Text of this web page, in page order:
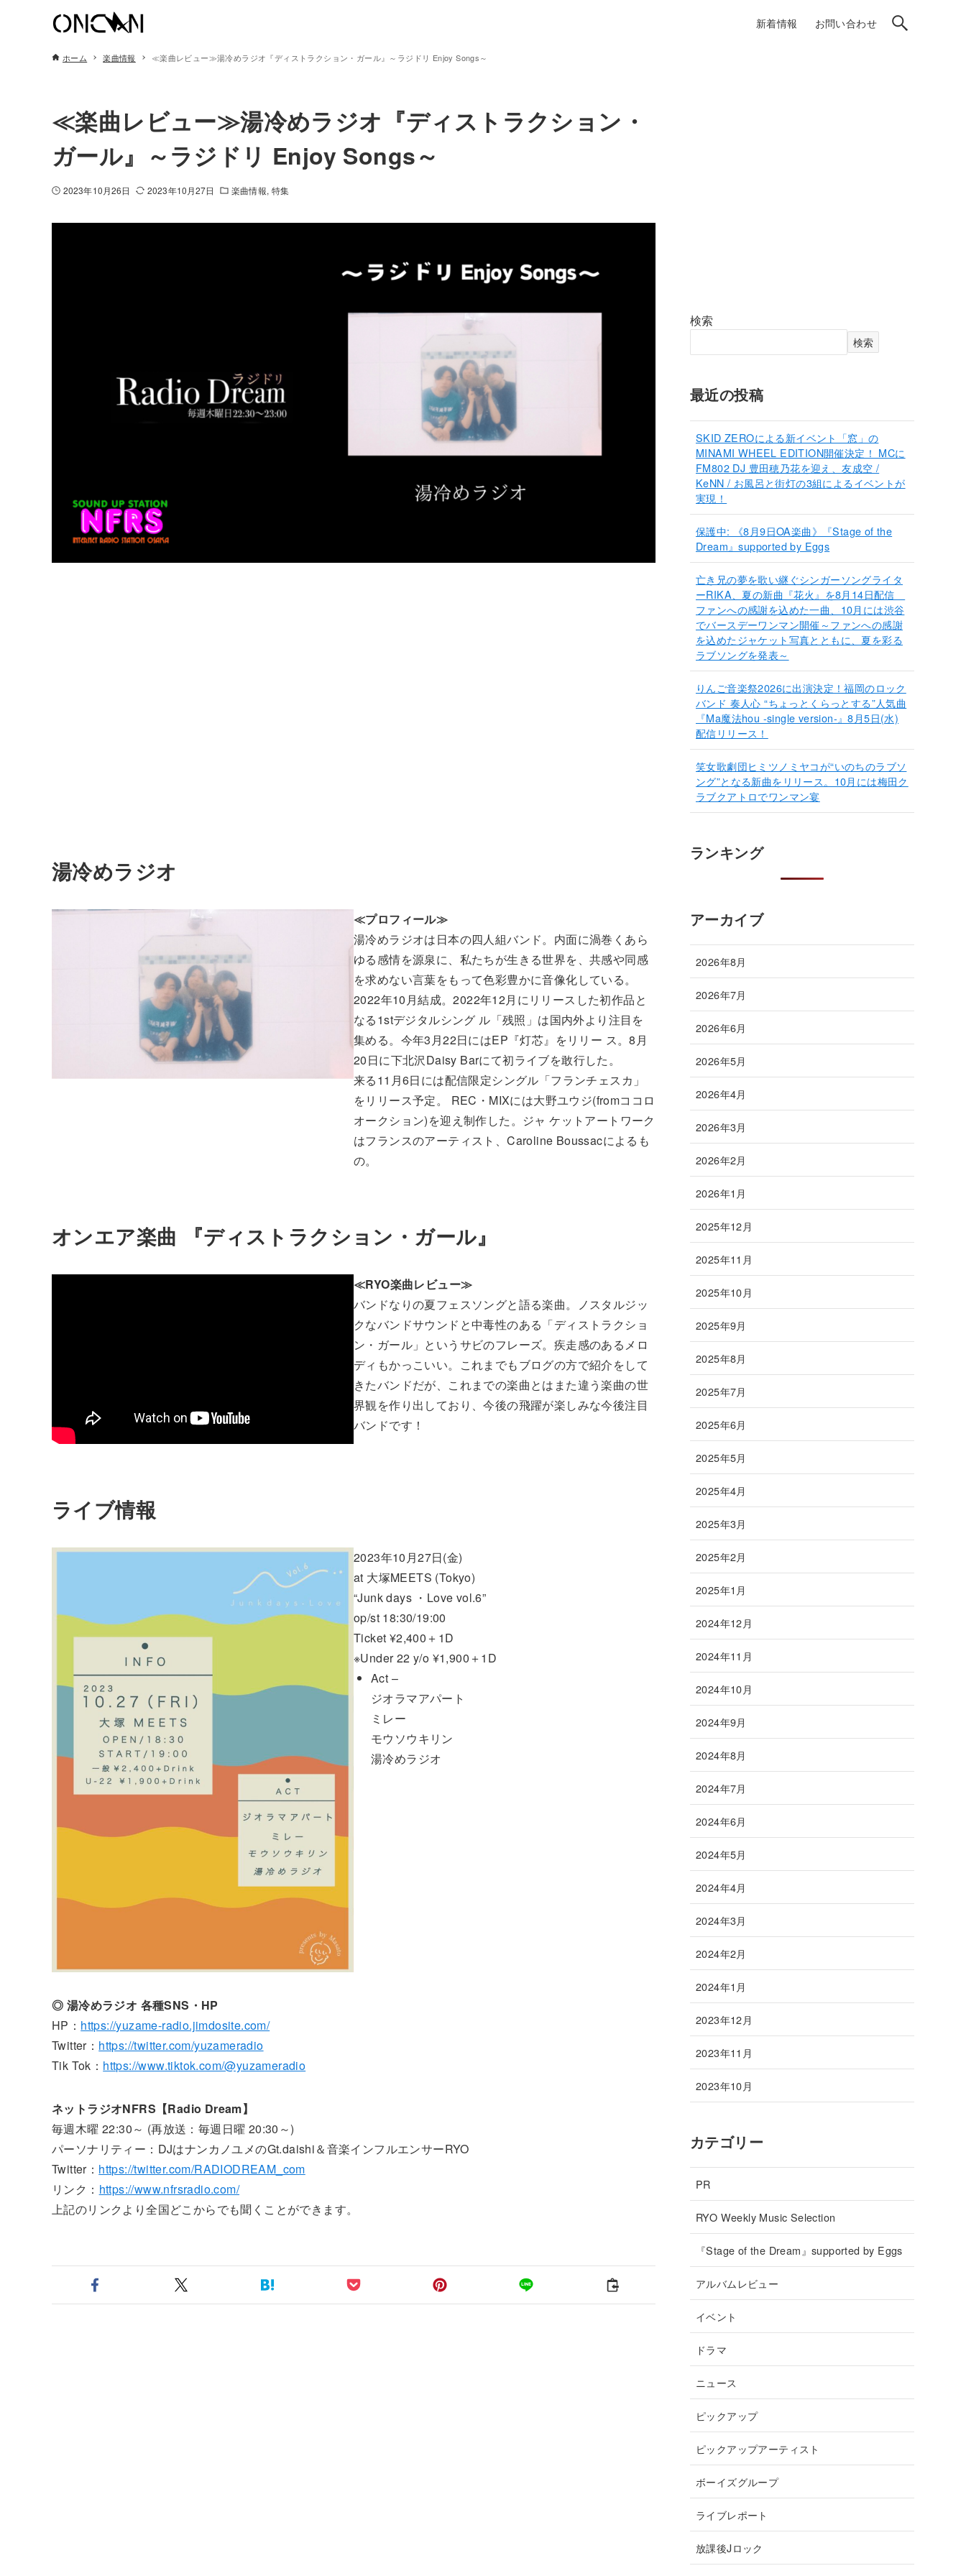
新着情報 お問い合わせ
ホーム 楽曲情報 ≪楽曲レビュー≫湯冷めラジオ『ディストラクション・ガール』～ラジドリ Enjoy Songs～
≪楽曲レビュー≫湯冷めラジオ『ディストラクション・
ガール』～ラジドリ Enjoy Songs～
2023年10月26日 2023年10月27日 楽曲情報 特集
湯冷めラジオ
≪プロフィール≫
湯冷めラジオは日本の四人組バンド。内面に渦巻くあら
ゆる感情を源泉に、私たちが生きる世界を、共感や同感
を求めない言葉をもって色彩豊かに音像化している。
2022年10月結成。2022年12月にリリースした初作品と
なる1stデジタルシング ル「残照」は国内外より注目を
集める。今年3月22日にはEP『灯芯』をリリー ス。8月
20日に下北沢Daisy Barにて初ライブを敢行した。
来る11月6日には配信限定シングル「フランチェスカ」
をリリース予定。 REC・MIXには大野ユウジ(fromココロ
オークション)を迎え制作した。ジャ ケットアートワーク
はフランスのアーティスト、Caroline Boussacによるも
の。
オンエア楽曲 『ディストラクション・ガール』
≪RYO楽曲レビュー≫
バンドなりの夏フェスソングと語る楽曲。ノスタルジッ
クなバンドサウンドと中毒性のある「ディストラクショ
ン・ガール」というサビのフレーズ。疾走感のあるメロ
ディもかっこいい。これまでもブログの方で紹介をして
きたバンドだが、これまでの楽曲とはまた違う楽曲の世
界観を作り出しており、今後の飛躍が楽しみな今後注目
バンドです！
ライブ情報
2023年10月27日(金)
at 大塚MEETS (Tokyo)
“Junk days ・Love vol.6”
op/st 18:30/19:00
Ticket ¥2,400＋1D
※Under 22 y/o ¥1,900＋1D
Act –
ジオラマアパート
ミレー
モウソウキリン
湯冷めラジオ
◎ 湯冷めラジオ 各種SNS・HP
HP： https://yuzame-radio.jimdosite.com/
Twitter： https://twitter.com/yuzameradio
Tik Tok： https://www.tiktok.com/@yuzameradio
ネットラジオNFRS【Radio Dream】
毎週木曜 22:30～ (再放送：毎週日曜 20:30～)
パーソナリティー：DJはナンカノユメのGt.daishi＆音楽インフルエンサーRYO
Twitter： https://twitter.com/RADIODREAM_com
リンク： https://www.nfrsradio.com/
上記のリンクより全国どこからでも聞くことができます。
検索
検索
最近の投稿
SKID ZEROによる新イベント「窓」の
MINAMI WHEEL EDITION開催決定！ MCに
FM802 DJ 豊田穂乃花を迎え、友成空 /
KeNN / お風呂と街灯の3組によるイベントが
実現！
保護中: 《8月9日OA楽曲》『Stage of the
Dream』supported by Eggs
亡き兄の夢を歌い継ぐシンガーソングライタ
ーRIKA、夏の新曲『花火』を8月14日配信
ファンへの感謝を込めた一曲、10月には渋谷
でバースデーワンマン開催～ファンへの感謝
を込めたジャケット写真とともに、夏を彩る
ラブソングを発表～
りんご音楽祭2026に出演決定！福岡のロック
バンド 奏人心 “ちょっとくらっとする”人気曲
『Ma魔法hou -single version-』8月5日(水)
配信リリース！
笑女歌劇団ヒミツノミヤコが“いのちのラブソ
ング”となる新曲をリリース。10月には梅田ク
ラブクアトロでワンマン宴
ランキング
アーカイブ
2026年8月
2026年7月
2026年6月
2026年5月
2026年4月
2026年3月
2026年2月
2026年1月
2025年12月
2025年11月
2025年10月
2025年9月
2025年8月
2025年7月
2025年6月
2025年5月
2025年4月
2025年3月
2025年2月
2025年1月
2024年12月
2024年11月
2024年10月
2024年9月
2024年8月
2024年7月
2024年6月
2024年5月
2024年4月
2024年3月
2024年2月
2024年1月
2023年12月
2023年11月
2023年10月
カテゴリー
PR
RYO Weekly Music Selection
『Stage of the Dream』supported by Eggs
アルバムレビュー
イベント
ドラマ
ニュース
ピックアップ
ピックアップアーティスト
ボーイズグループ
ライブレポート
放課後Jロック